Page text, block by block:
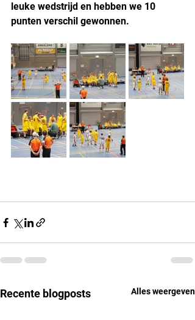
leuke wedstrijd en hebben we 10
punten verschil gewonnen.
Recente blogposts Alles weergeven